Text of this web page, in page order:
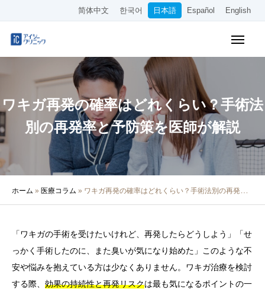
简体中文 한국어 日本語 Español English
ワキガ再発の確率はどれくらい？手術法
別の再発率と予防策を医師が解説
ホーム » 医療コラム » ワキガ再発の確率はどれくらい？手術法別の再発率と予防策を医師が解説
「ワキガの手術を受けたいけれど、再発したらどうしよう」「せ
っかく手術したのに、また臭いが気になり始めた」このような不
安や悩みを抱えている方は少なくありません。ワキガ治療を検討
する際、 効果の持続性と再発リスクは最も気になるポイントの一
アクセス
クリニック紹介
院長・医師の紹介
採用情報
その他